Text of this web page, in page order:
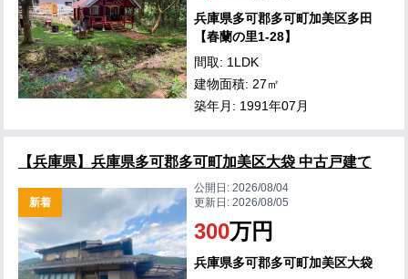
兵庫県多可郡多可町加美区多田
【春蘭の里1-28】
間取: 1LDK
建物面積: 27㎡
築年月: 1991年07月
【兵庫県】兵庫県多可郡多可町加美区大袋 中古戸建て
新着
公開日:2026/08/04
更新日:2026/08/05
300万円
兵庫県多可郡多可町加美区大袋